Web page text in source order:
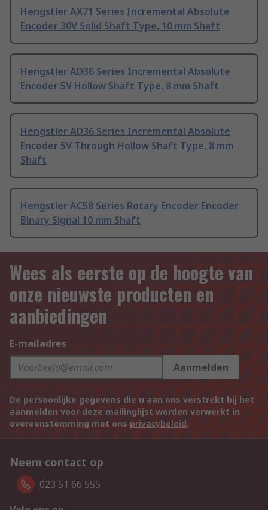
Hengstler AX71 Series Incremental Absolute
Encoder 30V Solid Shaft Type, 10 mm Shaft
Hengstler AD36 Series Incremental Absolute
Encoder 5V Hollow Shaft Type, 8 mm Shaft
Hengstler AD36 Series Incremental Absolute
Encoder 5V Through Hollow Shaft Type, 8 mm
Shaft
Hengstler AC58 Series Rotary Encoder Encoder
Binary Signal 10 mm Shaft
Wees als eerste op de hoogte van
onze nieuwste producten en
aanbiedingen
E-mailadres
Aanmelden
De persoonlijke gegevens die u aan ons verstrekt bij het
aanmelden voor deze mailinglijst worden verwerkt in
overeenstemming met ons privacybeleid.
Neem contact op
023 51 66 555